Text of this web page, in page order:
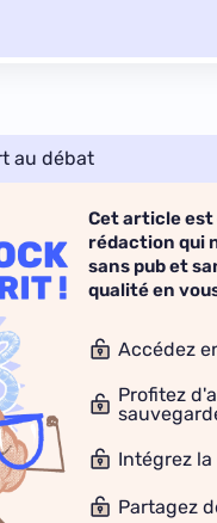
au débat
Cet article est
rédaction qui
sans pub et
qualité en
Accédez
Profitez
Intégrez
Partagez